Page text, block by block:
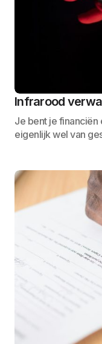
Infrarood
Je bent je
eigenlijk wel van